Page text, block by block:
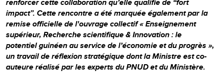
impact”. Cette rencontre a été marquée également par la
remise officielle de l'ouvrage collectif « Enseignement
supérieur, Recherche scientifique & Innovation : le
potentiel guinéen au service de l’économie et du progrès »,
un travail de réflexion stratégique dont la Ministre est co-
auteure réalisé par les experts du PNUD et du Ministère.